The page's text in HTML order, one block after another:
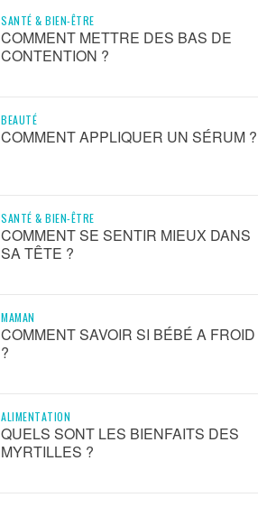
SANTÉ & BIEN-ÊTRE
COMMENT METTRE DES BAS DE
CONTENTION ?
BEAUTÉ
COMMENT APPLIQUER UN SÉRUM ?
SANTÉ & BIEN-ÊTRE
COMMENT SE SENTIR MIEUX DANS
SA TÊTE ?
MAMAN
COMMENT SAVOIR SI BÉBÉ A FROID
?
ALIMENTATION
QUELS SONT LES BIENFAITS DES
MYRTILLES ?